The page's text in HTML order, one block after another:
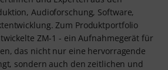
Audioforschung, Software,
Zum Produktportfolio
ZM-1 - ein Aufnahmegerät für
das nicht nur eine hervorragende
sondern auch den zeitlichen und